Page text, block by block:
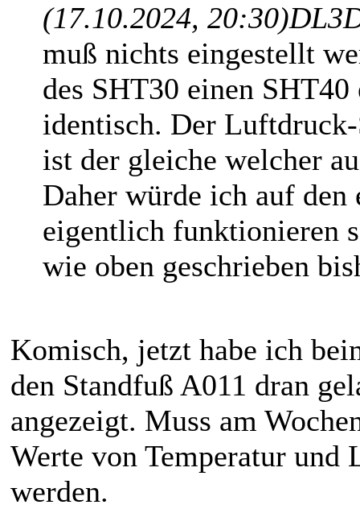
(17.10.2024, 20:30)
muß nichts eingestellt
des SHT30 einen
identisch. Der
ist der gleiche welcher
Daher würde ich auf den
eigentlich funktionieren
wie oben geschrieben
Komisch, jetzt habe ich
den Standfuß A011 dran
angezeigt. Muss am
Werte von Temperatur und
werden.